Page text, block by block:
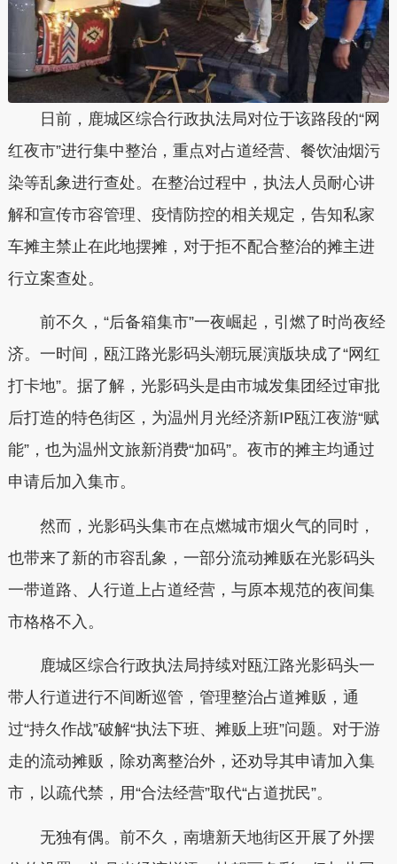
日前，鹿城区综合行政执法局对位于该路段的“网
红夜市”进行集中整治，重点对占道经营、餐饮油烟污
染等乱象进行查处。在整治过程中，执法人员耐心讲
解和宣传市容管理、疫情防控的相关规定，告知私家
车摊主禁止在此地摆摊，对于拒不配合整治的摊主进
行立案查处。
前不久，“后备箱集市”一夜崛起，引燃了时尚夜经
济。一时间，瓯江路光影码头潮玩展演版块成了“网红
打卡地”。据了解，光影码头是由市城发集团经过审批
后打造的特色街区，为温州月光经济新IP瓯江夜游“赋
能”，也为温州文旅新消费“加码”。夜市的摊主均通过
申请后加入集市。
然而，光影码头集市在点燃城市烟火气的同时，
也带来了新的市容乱象，一部分流动摊贩在光影码头
一带道路、人行道上占道经营，与原本规范的夜间集
市格格不入。
鹿城区综合行政执法局持续对瓯江路光影码头一
带人行道进行不间断巡管，管理整治占道摊贩，通
过“持久作战”破解“执法下班、摊贩上班”问题。对于游
走的流动摊贩，除劝离整治外，还劝导其申请加入集
市，以疏代禁，用“合法经营”取代“占道扰民”。
无独有偶。前不久，南塘新天地街区开展了外摆